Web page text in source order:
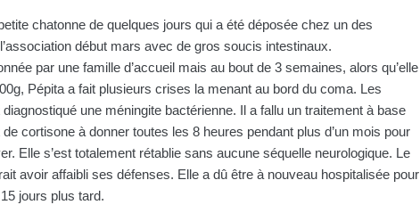
chatonne de quelques jours qui a été déposée chez un des
début mars avec de gros soucis intestinaux.
par une famille d’accueil mais au bout de 3 semaines, alors qu’elle
Pépita a fait plusieurs crises la menant au bord du coma. Les
une méningite bactérienne. Il a fallu un traitement à base
de cortisone à donner toutes les 8 heures pendant plus d’un mois pour
Elle s’est totalement rétablie sans aucune séquelle neurologique. Le
avoir affaibli ses défenses. Elle a dû être à nouveau hospitalisée pour
jours plus tard.